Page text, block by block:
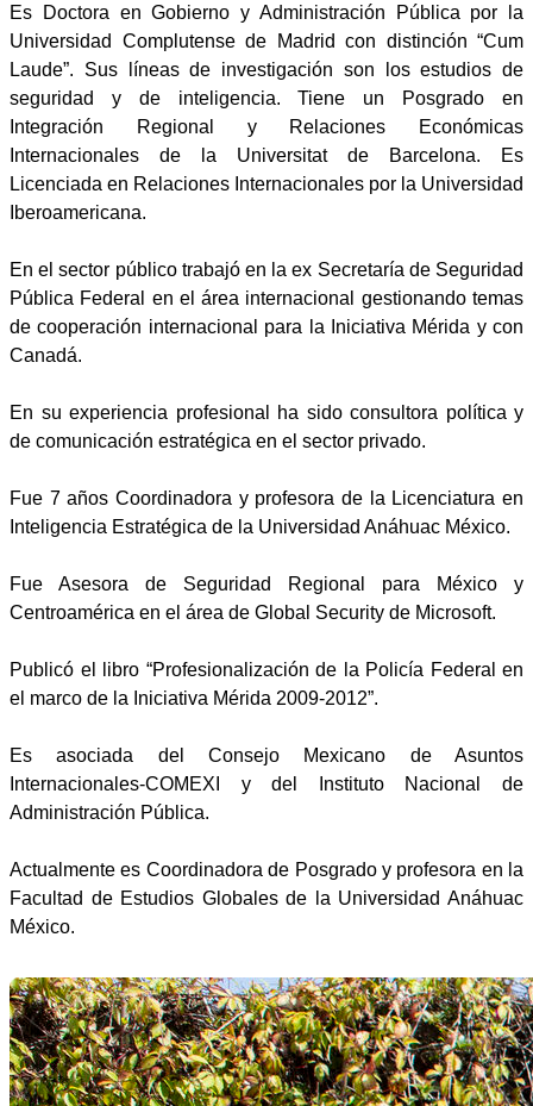
Es Doctora en Gobierno y Administración Pública por la
Universidad Complutense de Madrid con distinción “Cum
Laude”. Sus líneas de investigación son los estudios de
seguridad y de inteligencia. Tiene un Posgrado en
Integración Regional y Relaciones Económicas
Internacionales de la Universitat de Barcelona. Es
Licenciada en Relaciones Internacionales por la Universidad
Iberoamericana.
En el sector público trabajó en la ex Secretaría de Seguridad
Pública Federal en el área internacional gestionando temas
de cooperación internacional para la Iniciativa Mérida y con
Canadá.
En su experiencia profesional ha sido consultora política y
de comunicación estratégica en el sector privado.
Fue 7 años Coordinadora y profesora de la Licenciatura en
Inteligencia Estratégica de la Universidad Anáhuac México.
Fue Asesora de Seguridad Regional para México y
Centroamérica en el área de Global Security de Microsoft.
Publicó el libro “Profesionalización de la Policía Federal en
el marco de la Iniciativa Mérida 2009-2012”.
Es asociada del Consejo Mexicano de Asuntos
Internacionales-COMEXI y del Instituto Nacional de
Administración Pública.
Actualmente es Coordinadora de Posgrado y profesora en la
Facultad de Estudios Globales de la Universidad Anáhuac
México.